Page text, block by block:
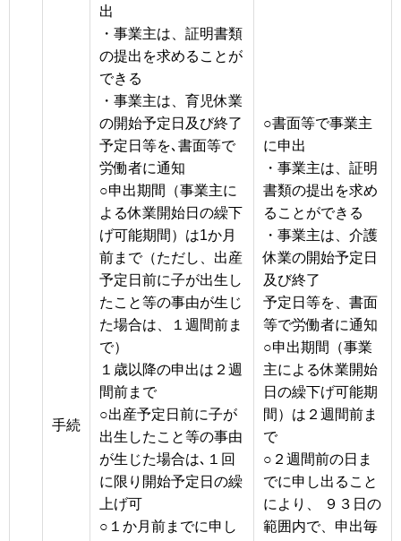
手続
出
・事業主は、証明書類
の提出を求めることが
できる
・事業主は、育児休業
の開始予定日及び終了
予定日等を､書面等で
労働者に通知
○申出期間（事業主に
よる休業開始日の繰下
げ可能期間）は1か月
前まで（ただし、出産
予定日前に子が出生し
たこと等の事由が生じ
た場合は、１週間前ま
で）
１歳以降の申出は２週
間前まで
○出産予定日前に子が
出生したこと等の事由
が生じた場合は､１回
に限り開始予定日の繰
上げ可
○１か月前までに申し
○書面等で事業主
に申出
・事業主は、証明
書類の提出を求め
ることができる
・事業主は、介護
休業の開始予定日
及び終了
予定日等を、書面
等で労働者に通知
○申出期間（事業
主による休業開始
日の繰下げ可能期
間）は２週間前ま
で
○２週間前の日ま
でに申し出ること
により、 ９３日の
範囲内で、申出毎